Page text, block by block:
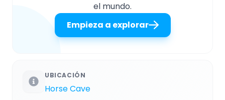
el mundo.
Empieza a explorar
UBICACIÓN
Horse Cave